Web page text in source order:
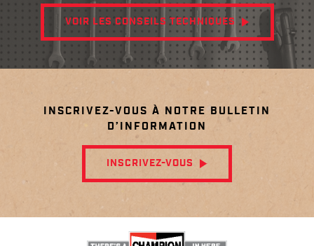
VOIR LES CONSEILS TECHNIQUES
INSCRIVEZ-VOUS À NOTRE BULLETIN
D’INFORMATION
INSCRIVEZ-VOUS